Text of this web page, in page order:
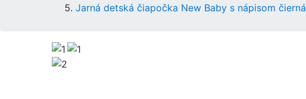
Jarná detská čiapočka New Baby s nápisom čierná